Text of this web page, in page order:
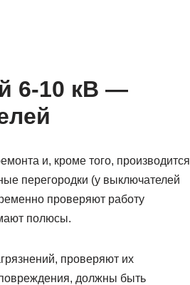
6-10 кВ —
и, кроме того, производится
перегородки (у выключателей
проверяют работу
полюсы.
проверяют их
должны быть